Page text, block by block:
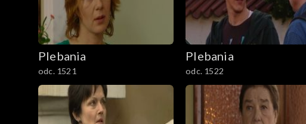
1701-1800
1801–1829
Odcinki specjalne
Plebania
odc. 1521
Plebania
odc. 1522